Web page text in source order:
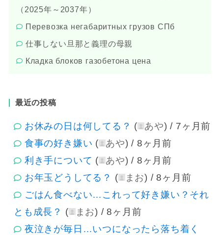
（2025年～2037年）
Перевозка негабаритных грузов СПб
仕事しない旦那と義理の母親
Кладка блоков газобетона цена
最近の投稿
お休みの日は何してる？ ( あや) / 7ヶ月前
食事の好き嫌い ( あや) / 8ヶ月前
利き手について ( あや) / 8ヶ月前
お年玉どうしてる？
( まお) /8ヶ月前
ごはん食べない…これって好き嫌い？それ
とも成長？
( まお) /8ヶ月前
夜泣きが毎日…いつになったら落ち着く